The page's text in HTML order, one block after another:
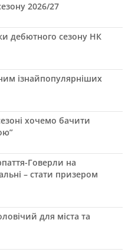
2026/27
дебютного сезону НК
ізнайпопулярніших
хочемо бачити
Говерли на
– стати призером
для міста та